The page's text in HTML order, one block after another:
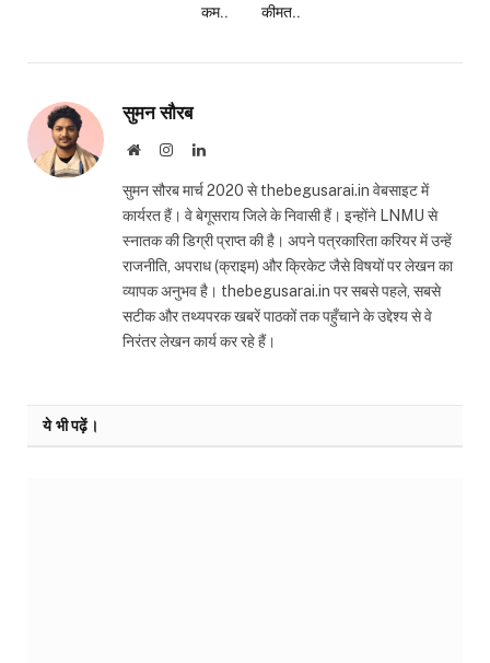
कम..
कीमत..
सुमन सौरब
WebsiteInstagramLinkedIn
सुमन सौरब मार्च 2020 से thebegusarai.in वेबसाइट में
कार्यरत हैं। वे बेगूसराय जिले के निवासी हैं। इन्होंने LNMU से
स्नातक की डिग्री प्राप्त की है। अपने पत्रकारिता करियर में उन्हें
राजनीति, अपराध (क्राइम) और क्रिकेट जैसे विषयों पर लेखन का
व्यापक अनुभव है। thebegusarai.in पर सबसे पहले, सबसे
सटीक और तथ्यपरक खबरें पाठकों तक पहुँचाने के उद्देश्य से वे
निरंतर लेखन कार्य कर रहे हैं।
ये भी पढ़ें।